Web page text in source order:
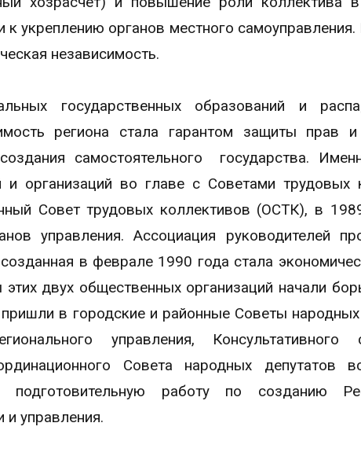
укреплению органов местного самоуправления.
независимость.
государственных образований и
региона стала гарантом защиты прав и
самостоятельного государства.
и организаций во главе с Советами трудовых
Совет трудовых коллективов (ОСТК), в
управления. Ассоциация руководителей
в феврале 1990 года стала
двух общественных организаций начали
в городские и районные Советы народных
управления, Консультативного
Совета народных депутатов
работу по созданию
управления.